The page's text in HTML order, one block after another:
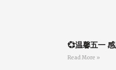
💞温馨五一
Read More »